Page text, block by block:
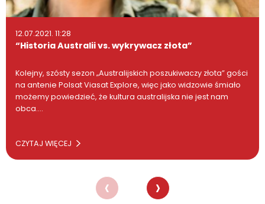
12.07.2021. 11:28
“Historia Australii vs. wykrywacz złota”
Kolejny, szósty sezon „Australijskich poszukiwaczy złota” gości
na antenie Polsat Viasat Explore, więc jako widzowie śmiało
możemy powiedzieć, że kultura australijska nie jest nam
obca….
CZYTAJ WIĘCEJ
‹ ›